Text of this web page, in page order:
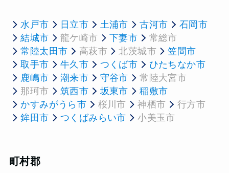
水戸市 日立市 土浦市 古河市
石岡市
結城市
龍ケ崎市 下妻市
常総市
常陸太田市
高萩市 北茨城市
笠間市
取手市
牛久市 つくば市
ひたちなか市
鹿嶋市
潮来市 守谷市
常陸大宮市
那珂市
筑西市 坂東市
稲敷市
かすみがうら市
桜川市 神栖市
行方市
鉾田市
つくばみらい市 小美玉市
町村郡